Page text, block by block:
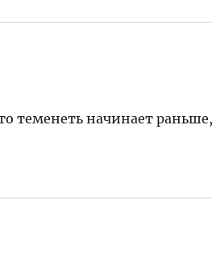
теменеть начинает